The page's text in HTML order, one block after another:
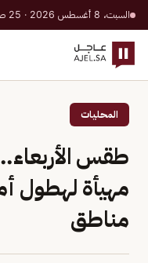
السبت، 8 أغسطس 2026 · 25 صفر 1448 هـ
المحليات
طقس
مهيأة لهطول
مناطق